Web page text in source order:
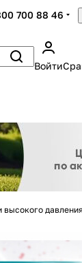
700 88 46
Войти